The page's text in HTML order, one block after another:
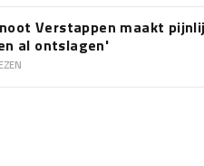
Verstappen maakt
al ontslagen'